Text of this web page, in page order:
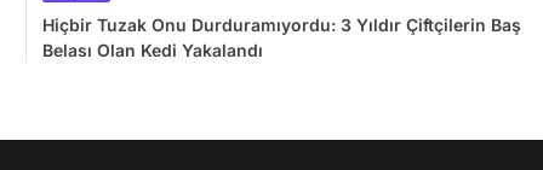
Hiçbir Tuzak Onu Durduramıyordu: 3 Yıldır Çiftçilerin Baş
Belası Olan Kedi Yakalandı